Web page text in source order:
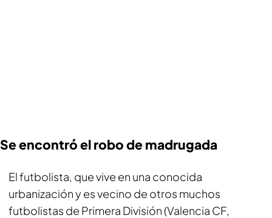
Se encontró el robo de madrugada
El futbolista, que vive en una conocida
urbanización y es vecino de otros muchos
futbolistas de Primera División (Valencia CF,